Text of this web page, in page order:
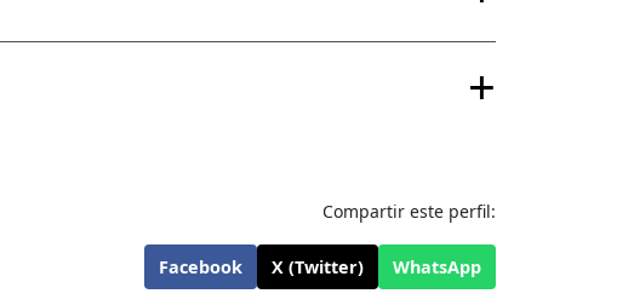
Compartir este perfil:
Facebook X (Twitter) WhatsApp